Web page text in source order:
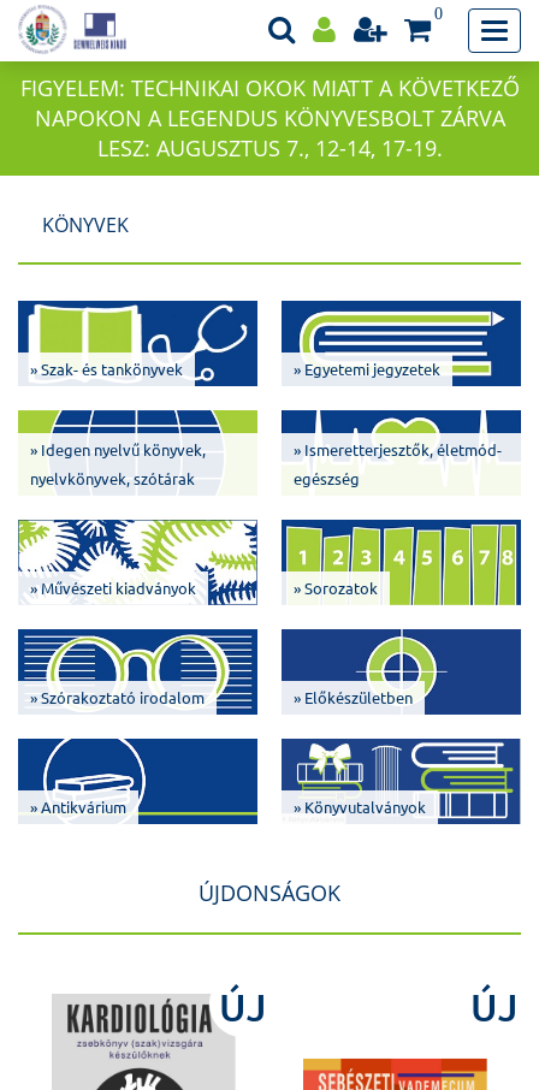
0
FIGYELEM: TECHNIKAI OKOK MIATT A KÖVETKEZŐ
NAPOKON A LEGENDUS KÖNYVESBOLT ZÁRVA
LESZ: AUGUSZTUS 7., 12-14, 17-19.
KÖNYVEK
» Szak- és tankönyvek » Egyetemi jegyzetek
» Idegen nyelvű könyvek,
nyelvkönyvek, szótárak
» Ismeretterjesztők, életmód-
egészség
» Művészeti kiadványok » Sorozatok
» Szórakoztató irodalom » Előkészületben
» Antikvárium » Könyvutalványok
ÚJDONSÁGOK
ÚJ ÚJ